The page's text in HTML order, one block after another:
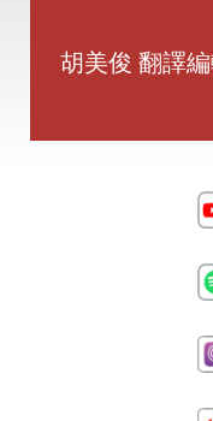
胡美俊 翻譯